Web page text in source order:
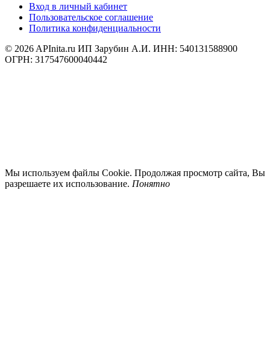
Вход в личный кабинет
Пользовательское соглашение
Политика конфиденциальности
© 2026 APInita.ru ИП Зарубин А.И. ИНН: 540131588900
ОГРН: 317547600040442
Мы используем файлы Cookie. Продолжая просмотр сайта, Вы
разрешаете их использование. Понятно